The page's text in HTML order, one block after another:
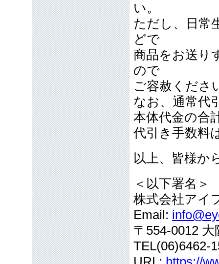
い。
ただし、日常
どで
商品をお送り
ので
ご容赦くださ
なお、通常代
本体代金の合
代引き手数料
以上、皆様か
＜以下署名＞
株式会社アイ
Email:
〒554-0012
TEL(06)6462-